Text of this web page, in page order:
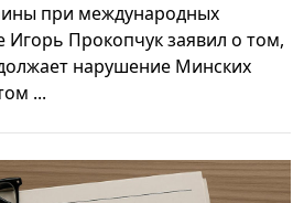
при международных
Игорь Прокопчук заявил о том,
нарушение Минских
...